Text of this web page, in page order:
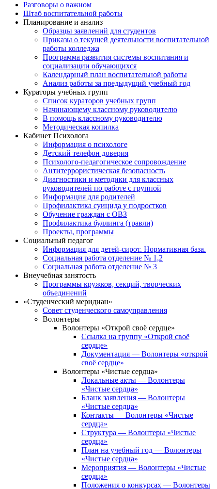
Разговоры о важном
Штаб воспитательной работы
Планирование и анализ
Образцы заявлений для студентов
Приказы о текущей деятельности воспитательной
работы колледжа
Программа развития системы воспитания и
социализации обучающихся
Календарный план воспитательной работы
Анализ работы за предыдущий учебный год
Кураторы учебных групп
Список кураторов учебных групп
Начинающему классному руководителю
В помощь классному руководителю
Методическая копилка
Кабинет Психолога
Информация о психологе
Детский телефон доверия
Психолого-педагогическое сопровождение
Антитеррористическая безопасность
Диагностики и методики для классных
руководителей по работе с группой
Информация для родителей
Профилактика суицида у подростков
Обучение граждан с ОВЗ
Профилактика буллинга (травли)
Проекты, программы
Социальный педагог
Информация для детей-сирот. Нормативная база.
Социальная работа отделение № 1,2
Социальная работа отделение № 3
Внеучебная занятость
Программы кружков, секций, творческих
объединений
«Студенческий меридиан»
Совет студенческого самоуправления
Волонтеры
Волонтеры «Открой своё сердце»
Ссылка на группу «Открой своё
сердце»
Документация — Волонтеры «открой
своё сердце»
Волонтеры «Чистые сердца»
Локальные акты — Волонтеры
«Чистые сердца»
Бланк заявления — Волонтеры
«Чистые сердца»
Контакты — Волонтеры «Чистые
сердца»
Структура — Волонтеры «Чистые
сердца»
План на учебный год — Волонтеры
«Чистые сердца»
Мероприятия — Волонтеры «Чистые
сердца»
Положения о конкурсах — Волонтеры